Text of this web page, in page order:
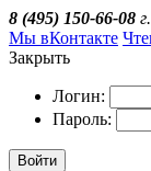
8 (495) 150-66-08
Мы вКонтакте
Закрыть
Логин:
Пароль:
Войти